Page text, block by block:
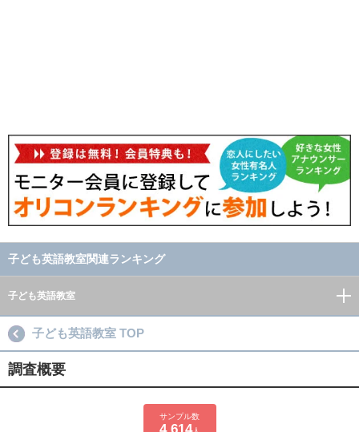
子ども英語教室関連ランキング
子ども英語教室
子ども英語教室 TOP
調査概要
サンプル数